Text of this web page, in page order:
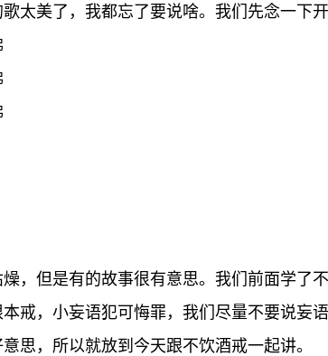
太美了，我都忘了要说啥。我们先念一下
，但是有的故事很有意思。我们前面学了
戒，小妄语犯可悔罪，我们尽量不要说妄
思，所以就放到今天跟不饮酒戒一起讲。